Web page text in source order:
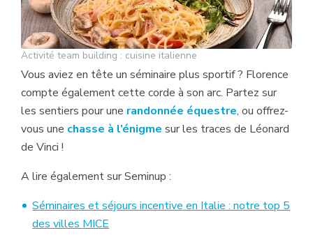
Activité team building : cuisine italienne
Vous aviez en tête un séminaire plus sportif ? Florence
compte également cette corde à son arc. Partez sur
les sentiers pour une randonnée équestre, ou offrez-
vous une chasse à l’énigme sur les traces de Léonard
de Vinci !
A lire également sur Seminup :
Séminaires et séjours incentive en Italie : notre top 5
des villes MICE